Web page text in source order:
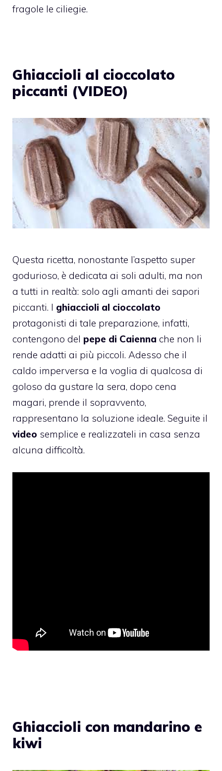
fragole le ciliegie.
Ghiaccioli al cioccolato
piccanti (VIDEO)
Questa ricetta, nonostante l’aspetto super
godurioso, è dedicata ai soli adulti, ma non
a tutti in realtà: solo agli amanti dei sapori
piccanti. I ghiaccioli al cioccolato
protagonisti di tale preparazione, infatti,
contengono del pepe di Caienna che non li
rende adatti ai più piccoli. Adesso che il
caldo imperversa e la voglia di qualcosa di
goloso da gustare la sera, dopo cena
magari, prende il sopravvento,
rappresentano la soluzione ideale. Seguite il
video semplice e realizzateli in casa senza
alcuna difficoltà.
Ghiaccioli con mandarino e
kiwi